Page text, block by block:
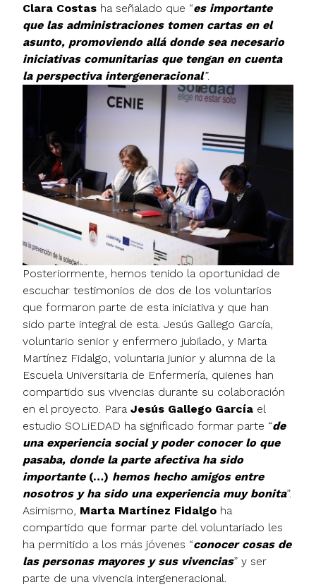
Clara Costas ha señalado que “es importante
que las administraciones tomen cartas en el
asunto, promoviendo allá donde sea necesario
iniciativas comunitarias que tengan en cuenta
la perspectiva intergeneracional”.
Posteriormente, hemos tenido la oportunidad de
escuchar testimonios de dos de los voluntarios
que formaron parte de esta iniciativa y que han
sido parte integral de esta. Jesús Gallego García,
voluntario senior y enfermero jubilado, y Marta
Martínez Fidalgo, voluntaria junior y alumna de la
Escuela Universitaria de Enfermería, quienes han
compartido sus vivencias durante su colaboración
en el proyecto. Para Jesús Gallego García el
estudio SOLiEDAD ha significado formar parte “de
una experiencia social y poder conocer lo que
pasaba, donde la parte afectiva ha sido
importante(…) hemos hecho amigos entre
nosotros y ha sido una experiencia muy bonita”.
Asimismo, Marta Martínez Fidalgo ha
compartido que formar parte del voluntariado les
ha permitido a los más jóvenes “conocer cosas de
las personas mayores y sus vivencias” y ser
parte de una vivencia intergeneracional.